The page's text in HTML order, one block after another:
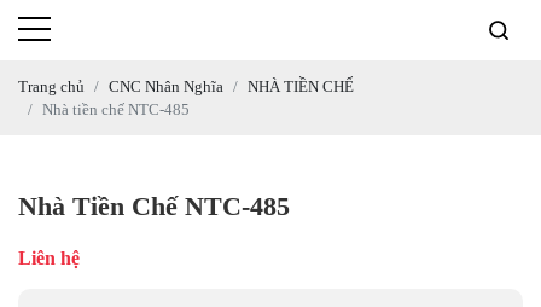
Trang chủ CNC Nhân Nghĩa
NHÀ TIỀN CHẾ
Nhà tiền chế NTC-485
Nhà Tiền Chế NTC-485
Liên hệ